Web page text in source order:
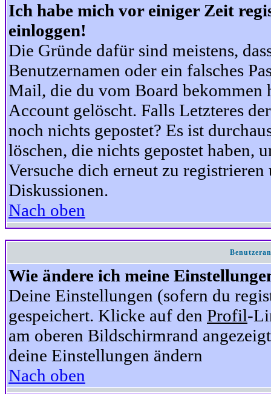
Ich habe mich vor einiger Zeit
einloggen!
Die Gründe dafür sind meistens,
Benutzernamen oder ein falsches
Mail, die du vom Board bekommen
Account gelöscht. Falls Letzteres
noch nichts gepostet? Es ist
löschen, die nichts gepostet haben,
Versuche dich erneut zu
Diskussionen.
Nach oben
Wie ändere ich meine
Deine Einstellungen (sofern du
gespeichert. Klicke auf den Profil-
am oberen Bildschirmrand
deine Einstellungen ändern
Nach oben